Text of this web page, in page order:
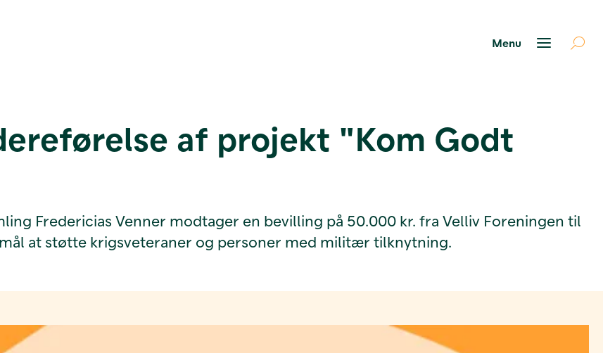
af projekt "Kom Godt
Fredericias Venner modtager en bevilling på 50.000 kr. fra Velliv Foreningen til
at støtte krigsveteraner og personer med militær tilknytning.